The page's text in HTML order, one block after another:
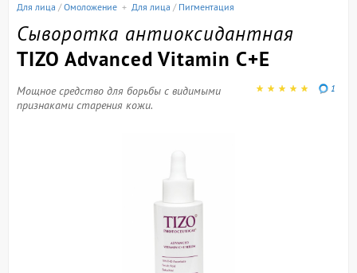
Для лица /Омоложение + Для лица / Пигментация
Сыворотка антиоксидантная
TIZO Advanced Vitamin C+E
1
Мощное средство для борьбы с видимыми
признаками старения кожи.